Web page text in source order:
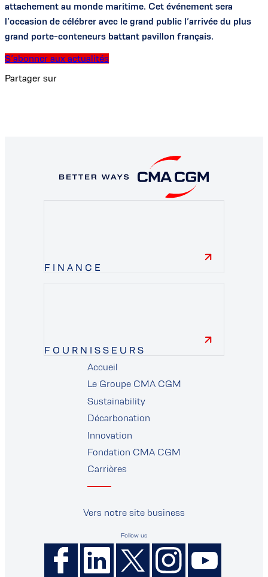
attachement au monde maritime. Cet événement sera
l’occasion de célébrer avec le grand public l’arrivée du plus
grand porte-conteneurs battant pavillon français.
S’abonner aux actualités
Partager sur
FINANCE
FOURNISSEURS
fournisseurs
Accueil
Le Groupe CMA CGM
Sustainability
Décarbonation
Innovation
Fondation CMA CGM
Carrières
Vers notre site business
Follow us